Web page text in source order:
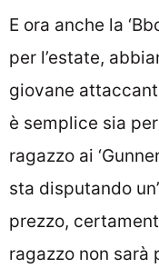
E ora anche la
per l’estate,
giovane
è semplice sia
ragazzo ai
sta disputando
prezzo,
ragazzo non